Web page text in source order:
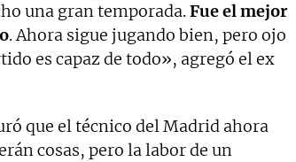
una gran temporada.Fue el mejor
. Ahora sigue jugando bien, pero ojo
es capaz de todo», agregó el ex
que el técnico del Madrid ahora
cosas, pero la labor de un